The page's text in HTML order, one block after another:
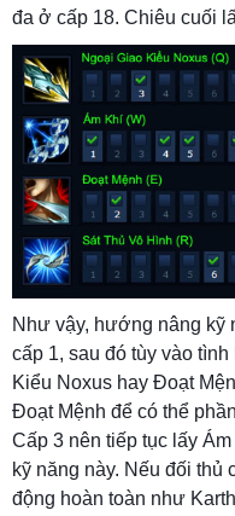
đa ở cấp 18. Chiêu cuối
Như vậy, hướng nâng kỹ
cấp 1, sau đó tùy vào
Kiểu Noxus hay Đoạt
Đoạt Mệnh để có thể
Cấp 3 nên tiếp tục lấy
kỹ năng này. Nếu đối
động hoàn toàn như